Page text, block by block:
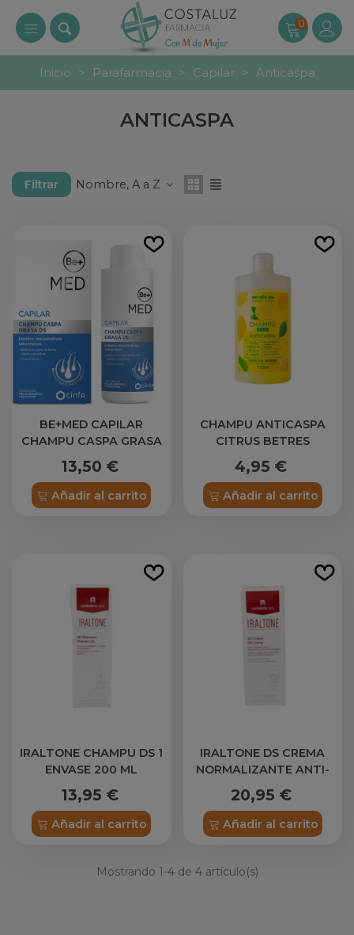
0
Inicio > Parafarmacia > Capilar > Anticaspa
ANTICASPA
Filtrar Nombre, A a Z
BE+MED CAPILAR
CHAMPU CASPA GRASA
DS 1 ENVASE 150 ML
13,50 €
Añadir al carrito
CHAMPU ANTICASPA
CITRUS BETRES
4,95 €
Añadir al carrito
IRALTONE CHAMPU DS 1
ENVASE 200 ML
13,95 €
Añadir al carrito
IRALTONE DS CREMA
NORMALIZANTE ANTI-
ESCAMAS REDUCE PICOR
Y ROJECES 30 ML
20,95 €
Añadir al carrito
Mostrando 1-4 de 4 artículo(s)